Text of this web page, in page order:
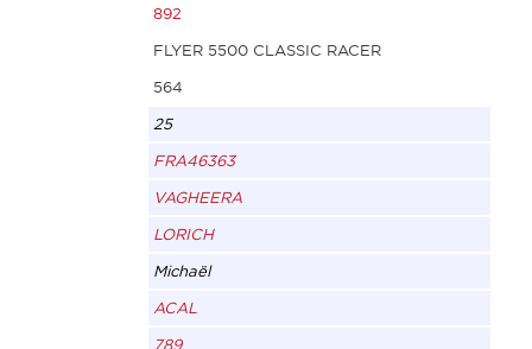
892
FLYER 5500 CLASSIC RACER
564
25
FRA46363
VAGHEERA
LORICH
Michaël
ACAL
789